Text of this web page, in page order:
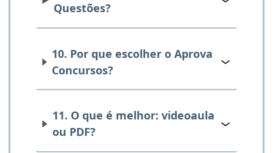
Questões?
10. Por que escolher o Aprova
Concursos?
11. O que é melhor: videoaula
ou PDF?